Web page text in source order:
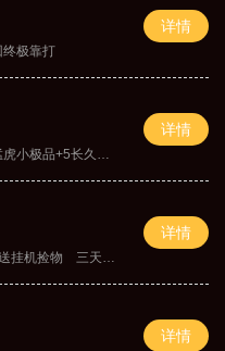
终极靠打
详情
极品+5长久好玩
详情
机捡物 三天合区
详情
详情